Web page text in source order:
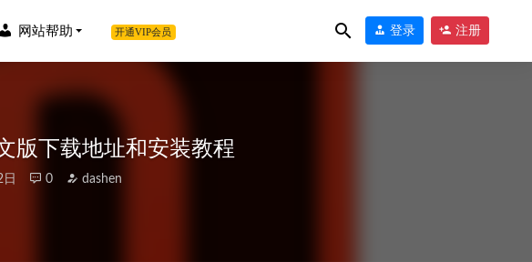
网站帮助 开通VIP会员 登录 注册
版下载地址和安装教程
0 dashen